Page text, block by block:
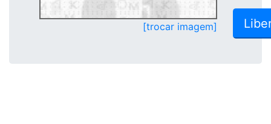
[trocar imagem]